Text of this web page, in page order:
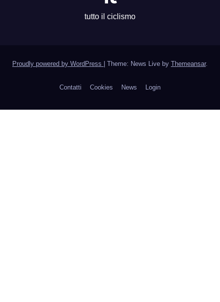
tutto il ciclismo
Proudly powered by WordPress Theme: News Live by Themeansar.
Contatti Cookies News Login